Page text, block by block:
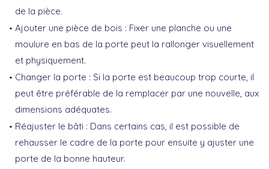
de la pièce.
Ajouter une pièce de bois : Fixer une planche ou une
moulure en bas de la porte peut la rallonger visuellement
et physiquement.
Changer la porte : Si la porte est beaucoup trop courte, il
peut être préférable de la remplacer par une nouvelle, aux
dimensions adéquates.
Réajuster le bâti : Dans certains cas, il est possible de
rehausser le cadre de la porte pour ensuite y ajuster une
porte de la bonne hauteur.